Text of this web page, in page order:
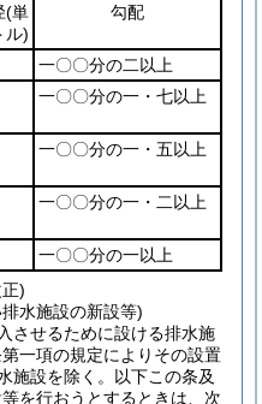
(単
ル)
勾配
一〇〇分の二以上
一〇〇分の一・七以上
一〇〇分の一・五以上
一〇〇分の一・二以上
一〇〇分の一以上
)
水施設の新設等)
させるために設ける排水施
一項の規定によりその設置
施設を除く。以下この条及
を行おうとするときは、次